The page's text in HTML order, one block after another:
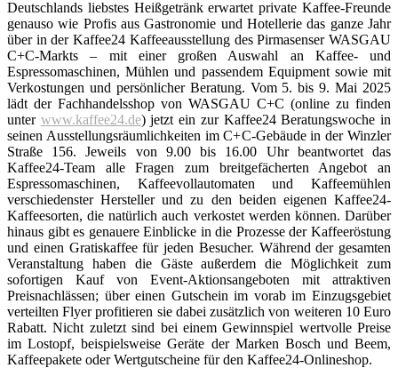
Deutschlands liebstes Heißgetränk erwartet private Kaffee-Freunde
genauso wie Profis aus Gastronomie und Hotellerie das ganze Jahr
über in der Kaffee24 Kaffeeausstellung des Pirmasenser WASGAU
C+C-Markts – mit einer großen Auswahl an Kaffee- und
Espressomaschinen, Mühlen und passendem Equipment sowie mit
Verkostungen und persönlicher Beratung. Vom 5. bis 9. Mai 2025
lädt der Fachhandelsshop von WASGAU C+C (online zu finden
unter www.kaffee24.de) jetzt ein zur Kaffee24 Beratungswoche in
seinen Ausstellungsräumlichkeiten im C+C-Gebäude in der Winzler
Straße 156. Jeweils von 9.00 bis 16.00 Uhr beantwortet das
Kaffee24-Team alle Fragen zum breitgefächerten Angebot an
Espressomaschinen, Kaffeevollautomaten und Kaffeemühlen
verschiedenster Hersteller und zu den beiden eigenen Kaffee24-
Kaffeesorten, die natürlich auch verkostet werden können. Darüber
hinaus gibt es genauere Einblicke in die Prozesse der Kaffeeröstung
und einen Gratiskaffee für jeden Besucher. Während der gesamten
Veranstaltung haben die Gäste außerdem die Möglichkeit zum
sofortigen Kauf von Event-Aktionsangeboten mit attraktiven
Preisnachlässen; über einen Gutschein im vorab im Einzugsgebiet
verteilten Flyer profitieren sie dabei zusätzlich von weiteren 10 Euro
Rabatt. Nicht zuletzt sind bei einem Gewinnspiel wertvolle Preise
im Lostopf, beispielsweise Geräte der Marken Bosch und Beem,
Kaffeepakete oder Wertgutscheine für den Kaffee24-Onlineshop.